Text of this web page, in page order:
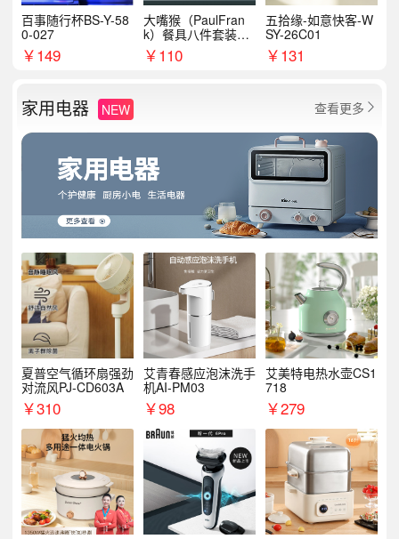
百事随行杯BS-Y-58
0-027
￥149
大嘴猴（PaulFran
k）餐具八件套装HC
T6007
￥110
五拾缘-如意快客-W
SY-26C01
￥131
家用电器 NEW 查看更多 
夏普空气循环扇强劲
对流风PJ-CD603A
￥310
艾青春感应泡沫洗手
机AI-PM03
￥98
艾美特电热水壶CS1
718
￥279